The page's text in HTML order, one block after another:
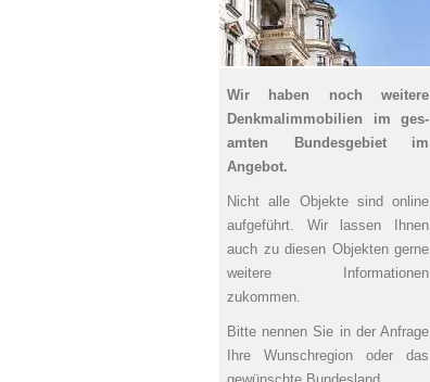
Wir haben noch weitere
Denkmal­immobilien im ges­
amten Bundesgebiet im
Angebot.
Nicht alle Objekte sind online
aufgeführt. Wir lassen Ihnen
auch zu diesen Objekten gerne
weitere Informationen
zukommen.
Bitte nennen Sie in der Anfrage
Ihre Wunschregion oder das